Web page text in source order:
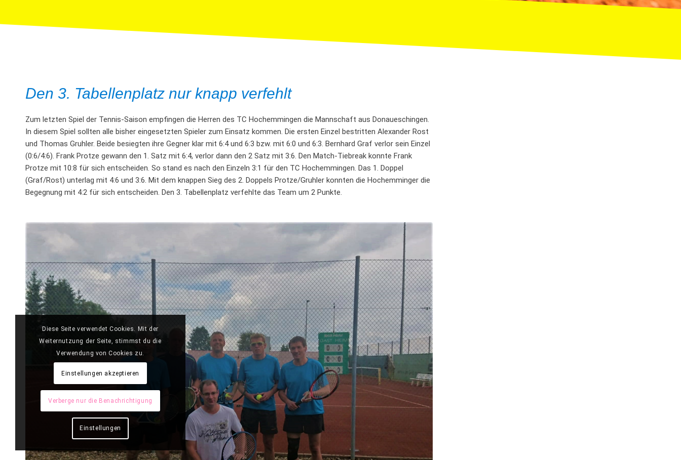
Den 3. Tabellenplatz nur knapp verfehlt
Zum letzten Spiel der Tennis-Saison empfingen die Herren des TC Hochemmingen die Mannschaft aus Donaueschingen.
In diesem Spiel sollten alle bisher eingesetzten Spieler zum Einsatz kommen. Die ersten Einzel bestritten Alexander Rost
und Thomas Gruhler. Beide besiegten ihre Gegner klar mit 6:4 und 6:3 bzw. mit 6:0 und 6:3. Bernhard Graf verlor sein Einzel
(0:6/4:6). Frank Protze gewann den 1. Satz mit 6:4, verlor dann den 2 Satz mit 3:6. Den Match-Tiebreak konnte Frank
Protze mit 10:8 für sich entscheiden. So stand es nach den Einzeln 3:1 für den TC Hochemmingen. Das 1. Doppel
(Graf/Rost) unterlag mit 4:6 und 3:6. Mit dem knappen Sieg des 2. Doppels Protze/Gruhler konnten die Hochemminger die
Begegnung mit 4:2 für sich entscheiden. Den 3. Tabellenplatz verfehlte das Team um 2 Punkte.
Diese Seite verwendet Cookies. Mit der
Weiternutzung der Seite, stimmst du die
Verwendung von Cookies zu.
Einstellungen akzeptieren
Verberge nur die Benachrichtigung
Einstellungen